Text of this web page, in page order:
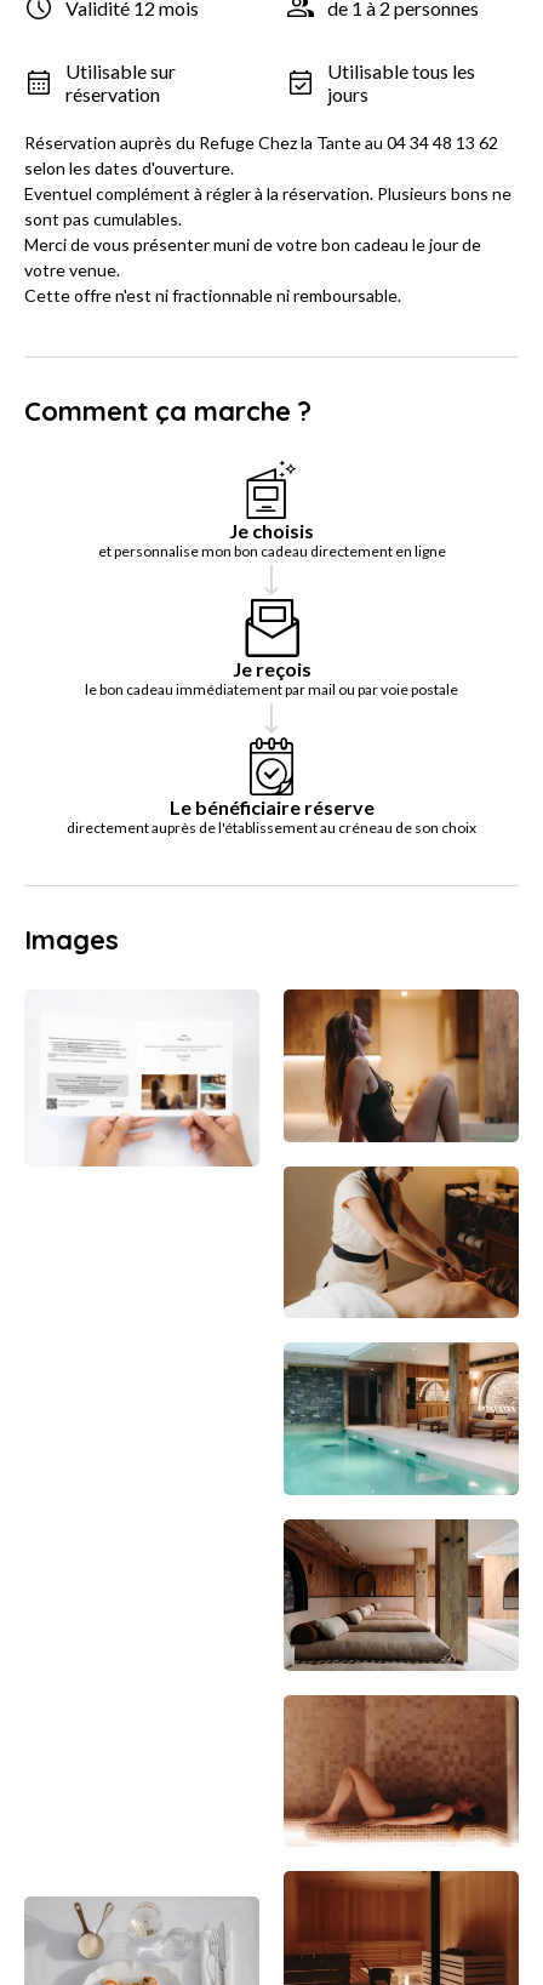
Validité 12 mois de 1 à 2 personnes
Utilisable sur
réservation
Utilisable tous les
jours
Réservation auprès du Refuge Chez la Tante au 04 34 48 13 62
selon les dates d'ouverture.
Eventuel complément à régler à la réservation. Plusieurs bons ne
sont pas cumulables.
Merci de vous présenter muni de votre bon cadeau le jour de
votre venue.
Cette offre n'est ni fractionnable ni remboursable.
Comment ça marche ?
Je choisis
et personnalise mon bon cadeau directement en ligne
Je reçois
le bon cadeau immédiatement par mail ou par voie postale
Le bénéficiaire réserve
directement auprès de l'établissement au créneau de son choix
Images